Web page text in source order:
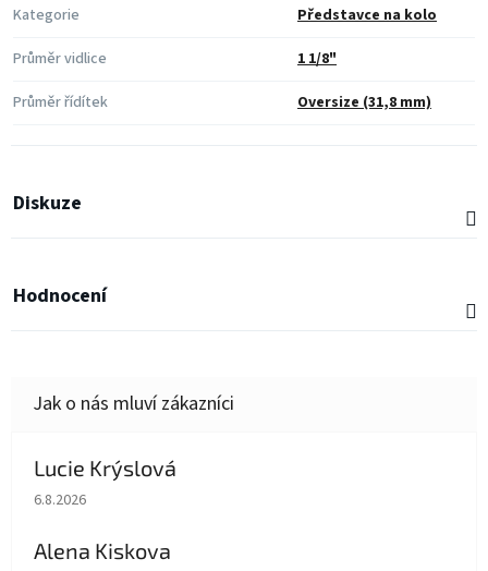
Kategorie
Představce na kolo
Průměr vidlice
1 1/8"
Průměr řídítek
Oversize (31,8 mm)
Diskuze
Hodnocení
Lucie Krýslová
Hodnocení obchodu je 5 z 5 hvězdiček.
6.8.2026
Alena Kiskova